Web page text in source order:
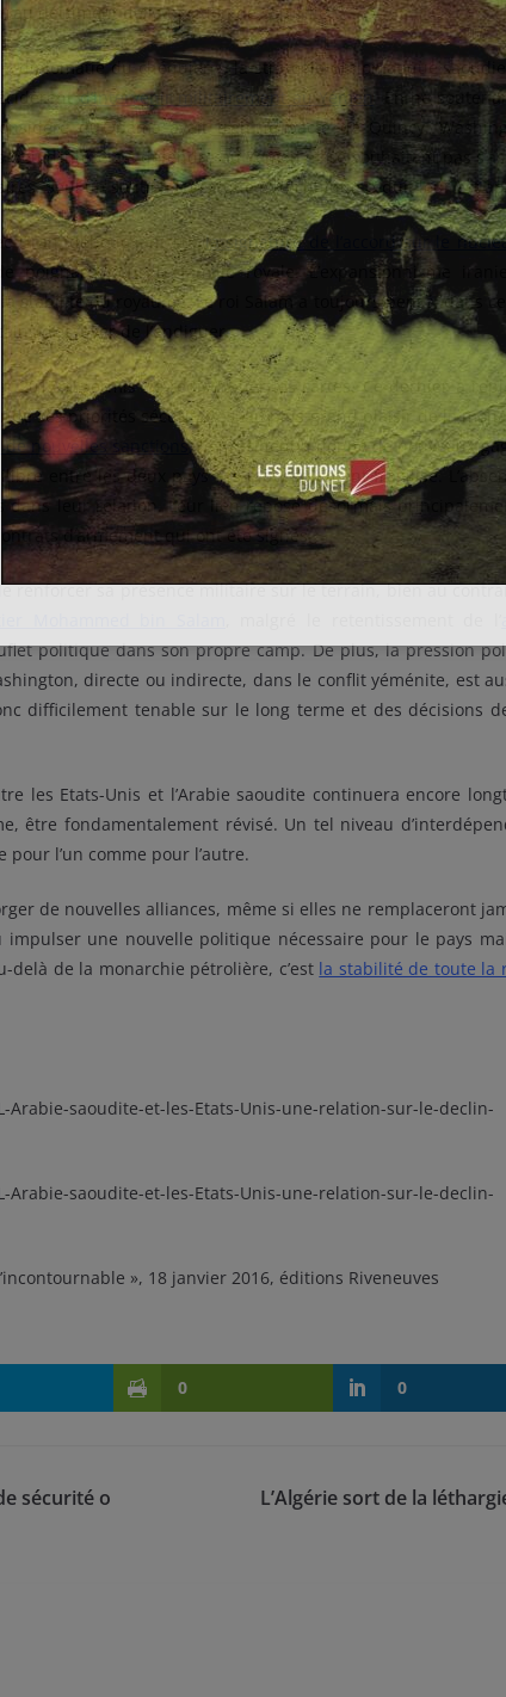
au détriment de la position de son allié.
« diplomatie du chéquier », la stratégie diplomatique
d’intervenir militairement au Yémen. En ne
qu’Obama avait trahi le pacte de Quincy.
d’intérêts à défendre au Yémen et ne souhaitant pas
Seul un soutien logistique et technique réduit leur est
l’Iran, débouchant surla signature de l’accord sur le
poignard pour la famille royale. L’expansionnisme
stabilité du royaume. Le roi Salam a toujours pensé, dans
d’essayer de l’endiguer.
2017 a permis de redistribuer les cartes. Ce dernier a
ses priorités sécuritaires, au plus grand plaisir de la
nouvelles sanctions,le président a donné de nouveaux
entre les deux pays reste durablement fragilisé.
leur relation. Leur lien repose désormais
d’armement qui ont été signés.
renforcer sa présence militaire sur le terrain, bien au
Mohammed bin Salam
politique dans son propre camp. De plus, la pression
directe ou indirecte, dans le conflit yéménite, est
difficilement tenable sur le long terme et des décisions
les Etats-Unis et l’Arabie saoudite continuera encore
être fondamentalement révisé. Un tel niveau
l’un comme pour l’autre.
de nouvelles alliances, même si elles ne remplaceront
une nouvelle politique nécessaire pour le pays
delà de la monarchie pétrolière, c’est la stabilité de toute la
saoudite-et-les-Etats-Unis-une-relation-sur-le-declin-
saoudite-et-les-Etats-Unis-une-relation-sur-le-declin-
», 18 janvier 2016, éditions Riveneuves
0 0
sécurité o
L’Algérie sort de la